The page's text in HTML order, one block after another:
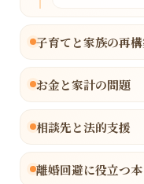
子育てと家族の再
お金と家計の問題
相談先と法的支援
離婚回避に役立つ本